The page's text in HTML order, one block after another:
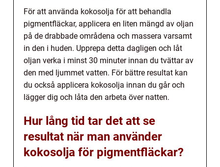
För att använda kokosolja för att behandla
pigmentfläckar, applicera en liten mängd av oljan
på de drabbade områdena och massera varsamt
in den i huden. Upprepa detta dagligen och låt
oljan verka i minst 30 minuter innan du tvättar av
den med ljummet vatten. För bättre resultat kan
du också applicera kokosolja innan du går och
lägger dig och låta den arbeta över natten.
Hur lång tid tar det att se
resultat när man använder
kokosolja för pigmentfläckar?